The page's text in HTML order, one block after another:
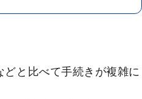
と比べて手続きが複雑に